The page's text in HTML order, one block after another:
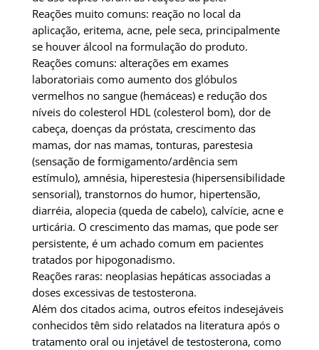
Reações muito comuns: reação no local da
aplicação, eritema, acne, pele seca, principalmente
se houver álcool na formulação do produto.
Reações comuns: alterações em exames
laboratoriais como aumento dos glóbulos
vermelhos no sangue (hemáceas) e redução dos
níveis do colesterol HDL (colesterol bom), dor de
cabeça, doenças da próstata, crescimento das
mamas, dor nas mamas, tonturas, parestesia
(sensação de formigamento/ardência sem
estímulo), amnésia, hiperestesia (hipersensibilidade
sensorial), transtornos do humor, hipertensão,
diarréia, alopecia (queda de cabelo), calvície, acne e
urticária. O crescimento das mamas, que pode ser
persistente, é um achado comum em pacientes
tratados por hipogonadismo.
Reações raras: neoplasias hepáticas associadas a
doses excessivas de testosterona.
Além dos citados acima, outros efeitos indesejáveis
conhecidos têm sido relatados na literatura após o
tratamento oral ou injetável de testosterona, como